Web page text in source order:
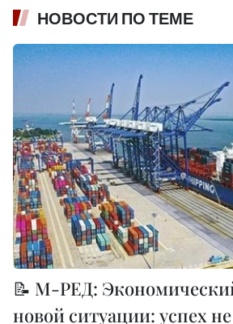
НОВОСТИ ПО ТЕМЕ
📝 М-РЕД:
новой ситуации: успех